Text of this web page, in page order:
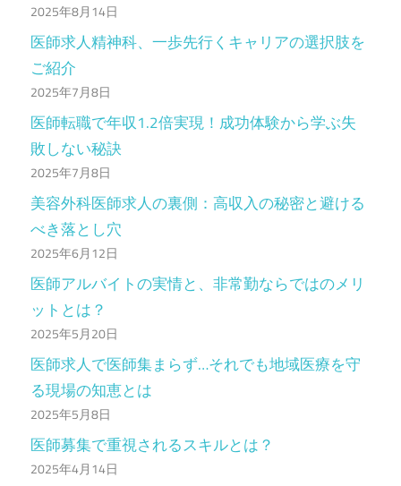
2025年8月14日
医師求人精神科、一歩先行くキャリアの選択肢を
ご紹介
2025年7月8日
医師転職で年収1.2倍実現！成功体験から学ぶ失
敗しない秘訣
2025年7月8日
美容外科医師求人の裏側：高収入の秘密と避ける
べき落とし穴
2025年6月12日
医師アルバイトの実情と、非常勤ならではのメリ
ットとは？
2025年5月20日
医師求人で医師集まらず…それでも地域医療を守
る現場の知恵とは
2025年5月8日
医師募集で重視されるスキルとは？
2025年4月14日